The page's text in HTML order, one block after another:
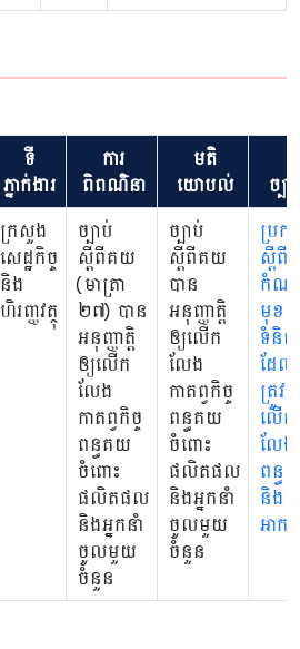
ទី
ភ្នាក់ងារ
ការ
ពិពណ៌នា
មតិ
យោបល់
ច្បា
ក្រសួង
សេដ្ឋកិច្ច
និង
ហិរញ្ញវត្ថុ
​ច្បាប់
ស្តីពីគយ
(មាត្រា
២៧) បាន
អនុញ្ញាត្តិ
ឲ្យលើក
លែង
កាតព្វកិច្ច
ពន្ធគយ
ចំពោះ
ផលិតផល
និងអ្នកនាំ
ចូលមួយ
ចំនួន
​ច្បាប់
ស្តីពីគយ
បាន
អនុញ្ញាត្តិ
ឲ្យលើក
លែង
កាតព្វកិច្ច
ពន្ធគយ
ចំពោះ
ផលិតផល
និងអ្នកនាំ
ចូលមួយ
ចំនួន
ប្រក
ស្តីពីក
កំណ
មុខ
ទំនិញ
ដែល
ត្រូវ
លើក
លែង
ពន្ធ
និង
អាករ